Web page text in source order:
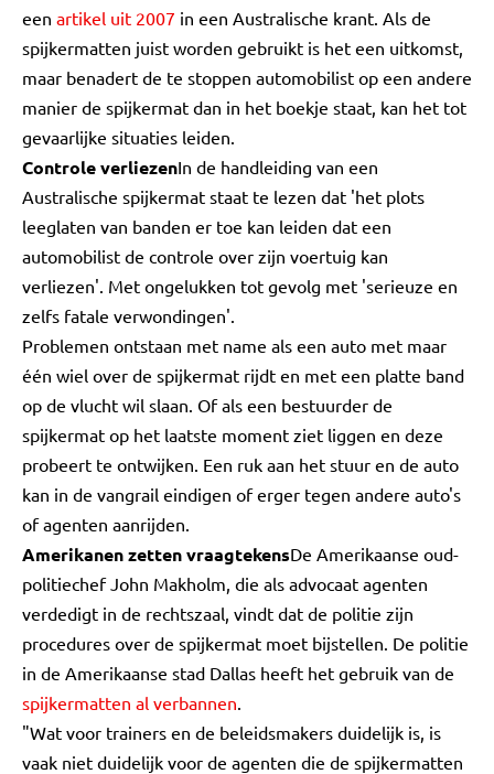
een artikel uit 2007 in een Australische krant. Als de
spijkermatten juist worden gebruikt is het een uitkomst,
maar benadert de te stoppen automobilist op een andere
manier de spijkermat dan in het boekje staat, kan het tot
gevaarlijke situaties leiden.
Controle verliezenIn de handleiding van een
Australische spijkermat staat te lezen dat 'het plots
leeglaten van banden er toe kan leiden dat een
automobilist de controle over zijn voertuig kan
verliezen'. Met ongelukken tot gevolg met 'serieuze en
zelfs fatale verwondingen'.
Problemen ontstaan met name als een auto met maar
één wiel over de spijkermat rijdt en met een platte band
op de vlucht wil slaan. Of als een bestuurder de
spijkermat op het laatste moment ziet liggen en deze
probeert te ontwijken. Een ruk aan het stuur en de auto
kan in de vangrail eindigen of erger tegen andere auto's
of agenten aanrijden.
Amerikanen zetten vraagtekensDe Amerikaanse oud-
politiechef John Makholm, die als advocaat agenten
verdedigt in de rechtszaal, vindt dat de politie zijn
procedures over de spijkermat moet bijstellen. De politie
in de Amerikaanse stad Dallas heeft het gebruik van de
spijkermatten al verbannen.
"Wat voor trainers en de beleidsmakers duidelijk is, is
vaak niet duidelijk voor de agenten die de spijkermatten